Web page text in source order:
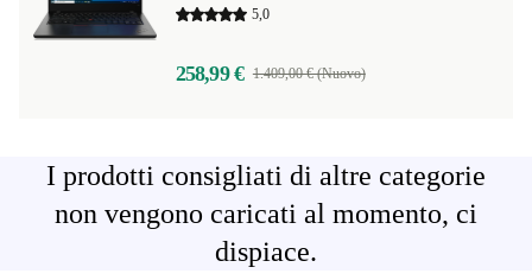
5,0
258,99 € 1.409,00 € (Nuovo)
I prodotti consigliati di altre categorie
non vengono caricati al momento, ci
dispiace.